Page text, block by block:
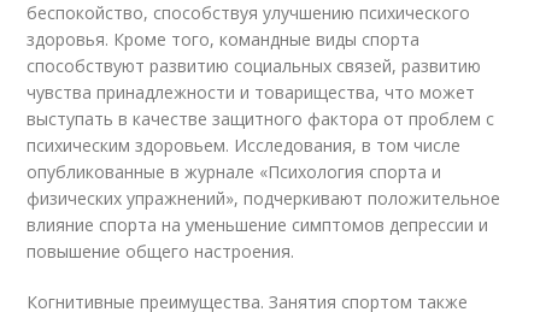
беспокойство, способствуя улучшению психического
здоровья. Кроме того, командные виды спорта
способствуют развитию социальных связей, развитию
чувства принадлежности и товарищества, что может
выступать в качестве защитного фактора от проблем с
психическим здоровьем. Исследования, в том числе
опубликованные в журнале «Психология спорта и
физических упражнений», подчеркивают положительное
влияние спорта на уменьшение симптомов депрессии и
повышение общего настроения.
Когнитивные преимущества. Занятия спортом также